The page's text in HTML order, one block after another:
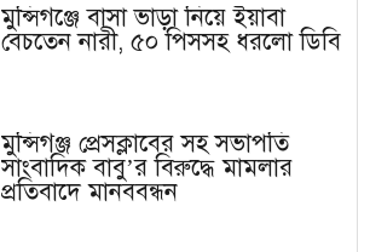
মুন্সিগঞ্জে বাসা ভাড়া নিয়ে ইয়াবা
বেচতেন নারী, ৫০ পিসসহ ধরলো ডিবি
মুন্সিগঞ্জ প্রেসক্লাবের সহ সভাপতি
সাংবাদিক বাবু’র বিরুদ্ধে মামলার
প্রতিবাদে মানববন্ধন